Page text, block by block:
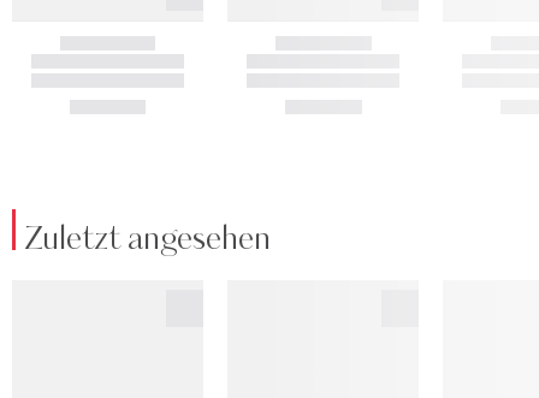
Zuletzt angesehen